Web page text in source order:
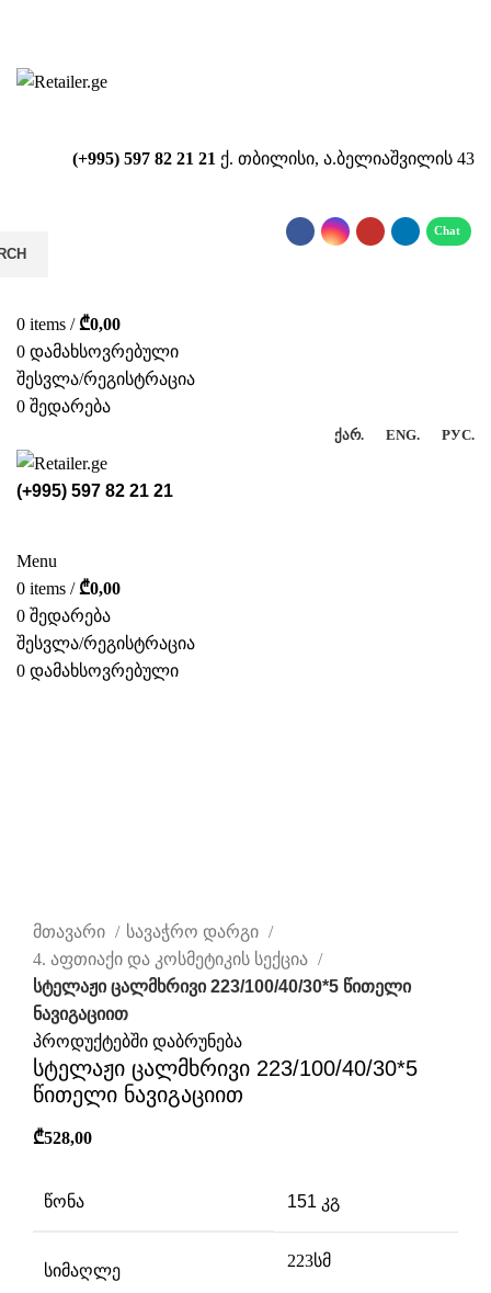
(+995) 597 82 21 21 ქ. თბილისი, ა.ბელიაშვილის 43
0 items / ₾0,00
0 დამახსოვრებული
შესვლა/რეგისტრაცია
0 შედარება
ᲥᲐᲠ. ENG. РУС.
(+995) 597 82 21 21
Menu
0 items / ₾0,00
0 შედარება
შესვლა/რეგისტრაცია
0 დამახსოვრებული
მთავარი
სავაჭრო დარგი
4. აფთიაქი და კოსმეტიკის სექცია
სტელაჟი ცალმხრივი 223/100/40/30*5 წითელი
ნავიგაციით
პროდუქტებში დაბრუნება
სტელაჟი ცალმხრივი 223/100/40/30*5
წითელი ნავიგაციით
₾528,00
წონა 151 კგ
სიმაღლე
223სმ